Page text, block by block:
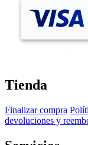
Tienda
Finalizar compra
devoluciones y